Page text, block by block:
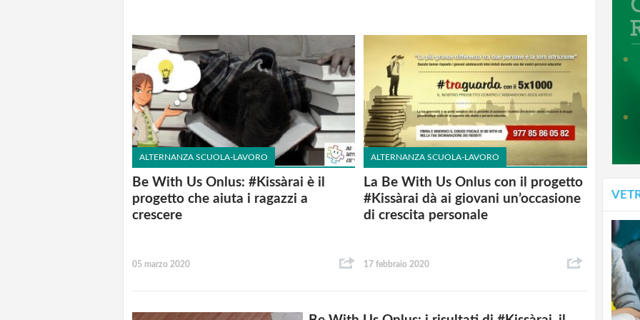
ALTERNANZA SCUOLA-LAVORO
Be With Us Onlus: #Kissàrai è il
progetto che aiuta i ragazzi a
crescere
05 marzo 2020
ALTERNANZA SCUOLA-LAVORO
La Be With Us Onlus con il progetto
#Kissàrai dà ai giovani un’occasione
di crescita personale
17 febbraio 2020